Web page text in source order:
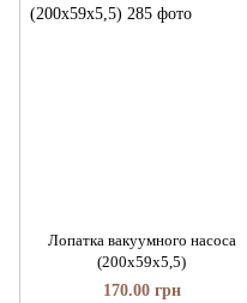
Лопатка вакуумного насоса
(200х59х5,5)
170.00 грн